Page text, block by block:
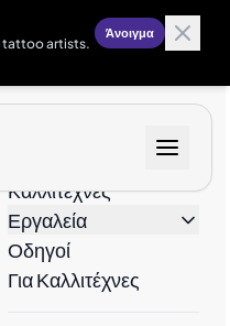
tattoo artists.
Άνοιγμα
Καλλιτέχνες
Εργαλεία
Οδηγοί
Για Καλλιτέχνες